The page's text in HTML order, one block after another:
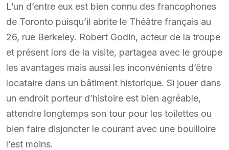
L’un d’entre eux est bien connu des francophones
de Toronto puisqu’il abrite le Théâtre français au
26, rue Berkeley. Robert Godin, acteur de la troupe
et présent lors de la visite, partagea avec le groupe
les avantages mais aussi les inconvénients d’être
locataire dans un bâtiment historique. Si jouer dans
un endroit porteur d’histoire est bien agréable,
attendre longtemps son tour pour les toilettes ou
bien faire disjoncter le courant avec une bouilloire
l’est moins.